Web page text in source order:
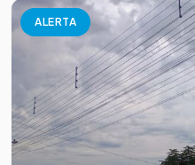
ALERTA